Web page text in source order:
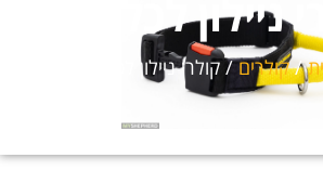
ניילון לכלב
/קולרים/ קולרי ניילון לכלב